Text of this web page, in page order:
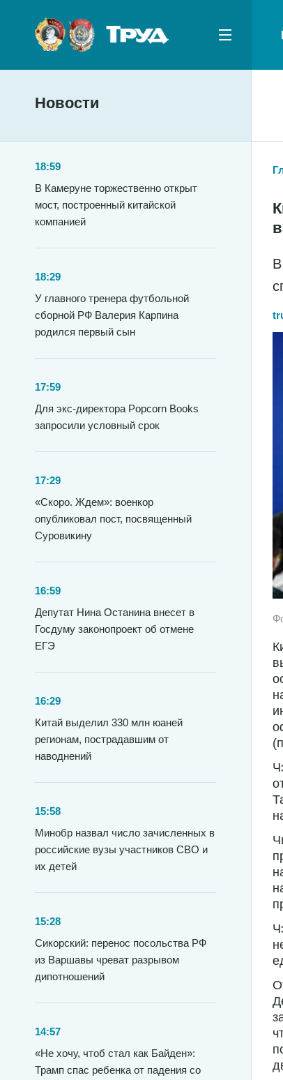
Новости
18:59
В Камеруне торжественно открыт
мост, построенный китайской
компанией
18:29
У главного тренера футбольной
сборной РФ Валерия Карпина
родился первый сын
17:59
Для экс-директора Popcorn Books
запросили условный срок
17:29
«Скоро. Ждем»: военкор
опубликовал пост, посвященный
Суровикину
16:59
Депутат Нина Останина внесет в
Госдуму законопроект об отмене
ЕГЭ
16:29
Китай выделил 330 млн юаней
регионам, пострадавшим от
наводнений
15:58
Минобр назвал число зачисленных в
российские вузы участников СВО и
их детей
15:28
Сикорский: перенос посольства РФ
из Варшавы чреват разрывом
дипотношений
14:57
«Не хочу, чтоб стал как Байден»:
Трамп спас ребенка от падения со